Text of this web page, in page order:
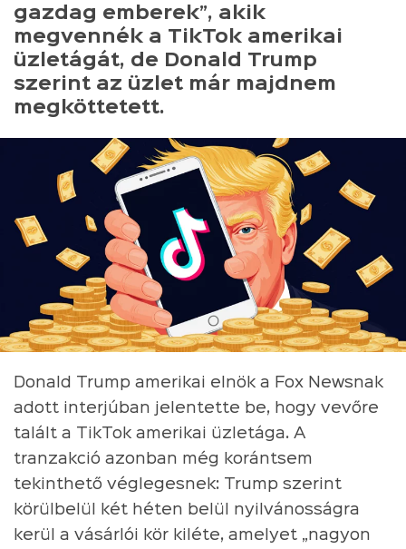
gazdag emberek”, akik
megvennék a TikTok amerikai
üzletágát, de Donald Trump
szerint az üzlet már majdnem
megköttetett.
Donald Trump amerikai elnök a Fox Newsnak
adott interjúban jelentette be, hogy vevőre
talált a TikTok amerikai üzletága. A
tranzakció azonban még korántsem
tekinthető véglegesnek: Trump szerint
körülbelül két héten belül nyilvánosságra
kerül a vásárlói kör kiléte, amelyet „nagyon